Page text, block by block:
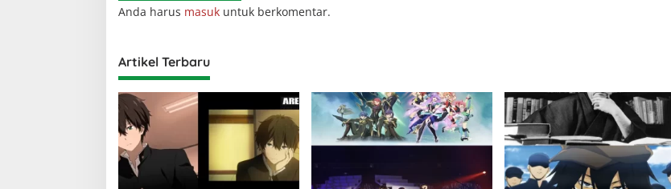
Anda harus masuk untuk berkomentar.
Artikel Terbaru